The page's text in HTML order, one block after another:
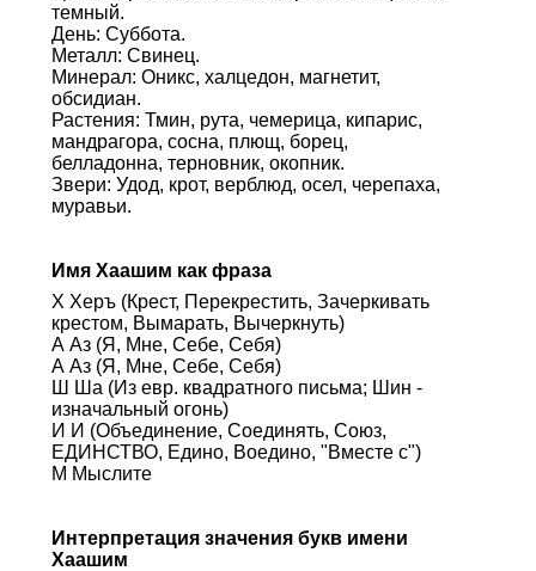
темный.
День: Суббота.
Металл: Свинец.
Минерал: Оникс, халцедон, магнетит,
обсидиан.
Растения: Тмин, рута, чемерица, кипарис,
мандрагора, сосна, плющ, борец,
белладонна, терновник, окопник.
Звери: Удод, крот, верблюд, осел, черепаха,
муравьи.
Имя Хаашим как фраза
Х Херъ (Крест, Перекрестить, Зачеркивать
крестом, Вымарать, Вычеркнуть)
А Аз (Я, Мне, Себе, Себя)
А Аз (Я, Мне, Себе, Себя)
Ш Ша (Из евр. квадратного письма; Шин -
изначальный огонь)
И И (Объединение, Соединять, Союз,
ЕДИНСТВО, Едино, Воедино, "Вместе с")
М Мыслите
Интерпретация значения букв имени
Хаашим